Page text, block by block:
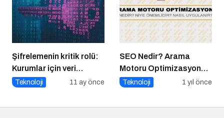
Şifrelemenin kritik rolü:
Kurumlar için veri
güvenliğinin temel
Teknoloji 11 ay önce
SEO Nedir? Arama
Motoru Optimizasyonu
Nasıl Yapılır?
Teknoloji 1 yıl önce